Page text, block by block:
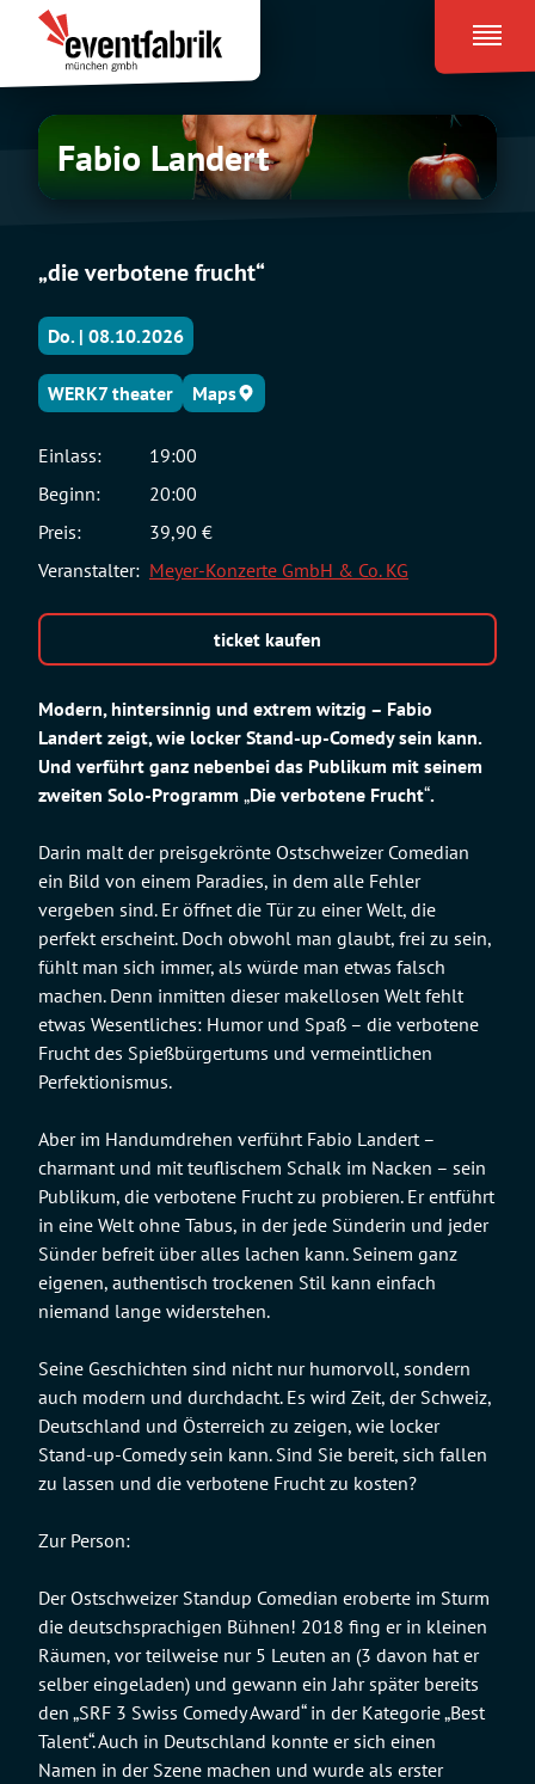
Inhalt
springen
Eventfabrik
München
Fabio
Landert
Fabio Landert
„die verbotene frucht“
Modern, hintersinnig und extrem witzig – Fabio
Landert zeigt, wie locker Stand-up-Comedy sein kann.
Und verführt ganz nebenbei das Publikum mit seinem
zweiten Solo-Programm „Die verbotene Frucht“.
Darin malt der preisgekrönte Ostschweizer Comedian
ein Bild von einem Paradies, in dem alle Fehler
vergeben sind. Er öffnet die Tür zu einer Welt, die
perfekt erscheint. Doch obwohl man glaubt, frei zu sein,
fühlt man sich immer, als würde man etwas falsch
machen. Denn inmitten dieser makellosen Welt fehlt
etwas Wesentliches: Humor und Spaß – die verbotene
Frucht des Spießbürgertums und vermeintlichen
Perfektionismus.
Aber im Handumdrehen verführt Fabio Landert –
charmant und mit teuflischem Schalk im Nacken – sein
Publikum, die verbotene Frucht zu probieren. Er entführt
in eine Welt ohne Tabus, in der jede Sünderin und jeder
Sünder befreit über alles lachen kann. Seinem ganz
eigenen, authentisch trockenen Stil kann einfach
niemand lange widerstehen.
Seine Geschichten sind nicht nur humorvoll, sondern
auch modern und durchdacht. Es wird Zeit, der Schweiz,
Deutschland und Österreich zu zeigen, wie locker
Stand-up-Comedy sein kann. Sind Sie bereit, sich fallen
zu lassen und die verbotene Frucht zu kosten?
Zur Person:
Der Ostschweizer Standup Comedian eroberte im Sturm
die deutschsprachigen Bühnen! 2018 fing er in kleinen
Räumen, vor teilweise nur 5 Leuten an (3 davon hat er
selber eingeladen) und gewann ein Jahr später bereits
den „SRF 3 Swiss Comedy Award“ in der Kategorie „Best
Talent“. Auch in Deutschland konnte er sich einen
Namen in der Szene machen und wurde als erster
Do. | 08.10.2026
WERK7 theater Maps
Einlass:
19:00
Beginn:
20:00
Preis:
39,90 €
Veranstalter: Meyer-Konzerte GmbH & Co. KG
ticket kaufen